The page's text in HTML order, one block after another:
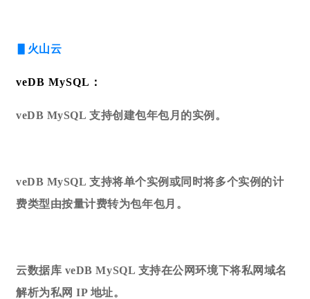
▋火山云
veDB MySQL：
veDB MySQL 支持创建包年包月的实例。
veDB MySQL 支持将单个实例或同时将多个实例的计
费类型由按量计费转为包年包月。
云数据库 veDB MySQL 支持在公网环境下将私网域名
解析为私网 IP 地址。